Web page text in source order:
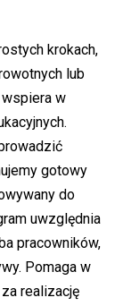
krokach,
lub
w
gotowy
do
uwzględnia
pracowników,
Pomaga w
realizację